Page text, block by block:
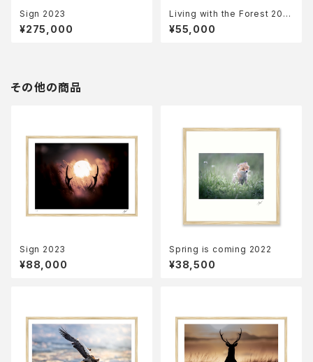
Sign 2023
¥275,000
Living with the Forest 202
3
¥55,000
その他の商品
Sign 2023
¥88,000
Spring is coming 2022
¥38,500